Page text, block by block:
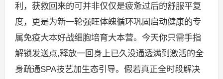
利，获救回来的可并非仅仅是疲惫过后的舒服平复
度，更是为新一轮强旺体魄循环巩固启动健康的专
属免疫大本好战细胞培育大本营。今天你只需手指
解锁发送点,释放一回身上已久没通透满到激活的全
身疏通SPA技艺加生态引导。假若真正全时段解决